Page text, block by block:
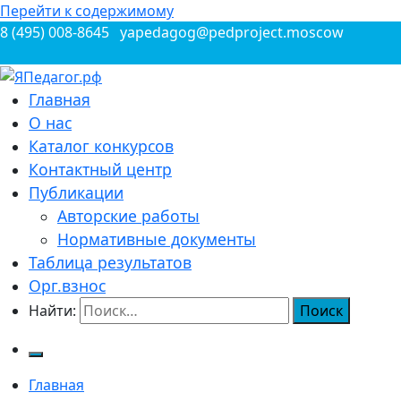
Перейти к содержимому
8 (495) 008-8645 yapedagog@pedproject.moscow
ЯПедагог.рф
Всероссийские конкурсы для педагогов
Главная
О нас
Каталог конкурсов
Контактный центр
Публикации
Авторские работы
Нормативные документы
Таблица результатов
Орг.взнос
Найти:
Главная